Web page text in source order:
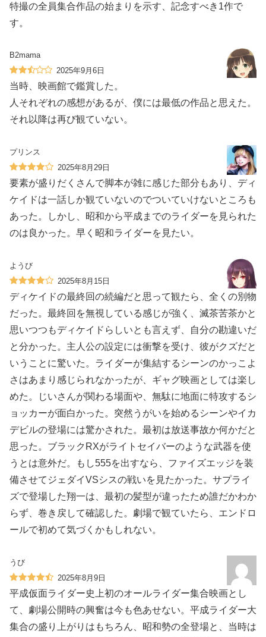
特撮の全員集合作品の始まりを示す、記念すべき1作で
す。
B2mama
2025年9月6日
当時、映画館で鑑賞した。
人それぞれの感想があるが、僕には最低の作品と思えた。
それ以降は再び観ていない。
プリンス
2025年8月29日
要素が盛りだくさんで脚本が雑に感じた部分もあり、ディ
ケイドは一話しか観ていないのでついていけないところも
あった。しかし、昭和から平成までのライダーを見られた
のは良かった。早く昭和ライダーを見たい。
ようび
2025年8月15日
ディケイドの最終回の続編だと思って観たら、全くの別物
だった。最終回を無視している感じが強く、滅茶苦茶かと
思いつつもディケイドらしいとも言えず、自分の勘違いだ
と分かった。主人公の設定には衝撃を受け、彼がクズだと
いうことに驚いた。ライダーが集結するシーンのかっこよ
さはあまり感じられなかったが、ギャグ映画としては楽し
めた。じいさんが関わる場面や、無駄に地面に特攻するシ
ョッカーが面白かった。突然うがいを始めるシーンやイカ
デビルの登場には驚かされた。最初は放送事故か何かだと
思った。ブラックRXがライトセイバーのような武器を使
うとは意外だ。もし555を出すなら、ファイズエッジを装
備させてジェダイVSシスの戦いを見たかった。サプライ
ズで登場した翔一は、最初の髪型が違ったため誰だかわか
らず、巻き戻して確認した。劇場で観ていたら、エンドロ
ールで初めて気づくかもしれない。
うび
2025年8月9日
平成仮面ライダー史上初のオールライダー集合映画とし
て、劇場公開時の興奮は今も色あせない。平成ライダー大
集合の盛り上がりはもちろん、昭和勢の全登場と、当時は